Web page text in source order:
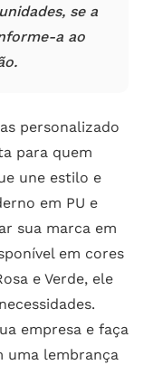
se a
a ao
personalizado
para quem
une estilo e
em PU e
sua marca em
em cores
e Verde, ele
empresa e faça
uma lembrança